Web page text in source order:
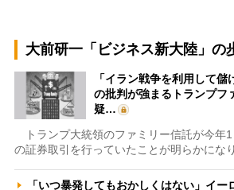
大前研一「ビジネス新大陸」の
「イラン戦争を利用して
の批判が強まるトランプフ
疑…
トランプ大統領のファミリー信託が今年
の証券取引を行っていたことが明らかにな
「いつ暴発してもおかしくはない」イ